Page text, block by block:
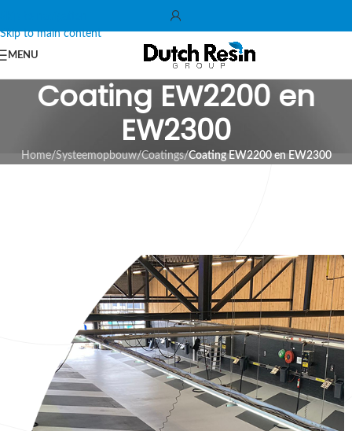
Skip to main content
MENU
Coating EW2200 en
EW2300
Home/Systeemopbouw/Coatings/Coating EW2200 en EW2300